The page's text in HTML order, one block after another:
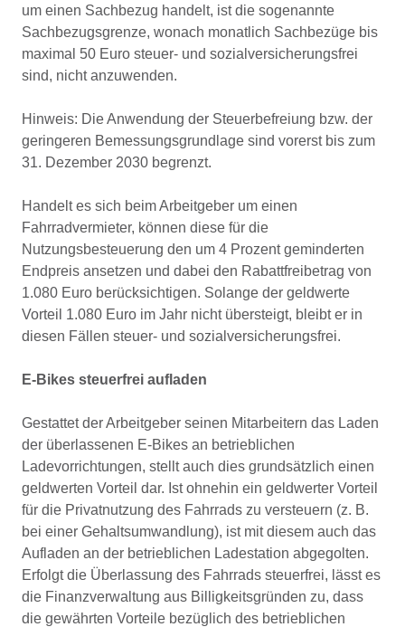
um einen Sachbezug handelt, ist die sogenannte
Sachbezugsgrenze, wonach monatlich Sachbezüge bis
maximal 50 Euro steuer- und sozialversicherungsfrei
sind, nicht anzuwenden.
Hinweis: Die Anwendung der Steuerbefreiung bzw. der
geringeren Bemessungsgrundlage sind vorerst bis zum
31. Dezember 2030 begrenzt.
Handelt es sich beim Arbeitgeber um einen
Fahrradvermieter, können diese für die
Nutzungsbesteuerung den um 4 Prozent geminderten
Endpreis ansetzen und dabei den Rabattfreibetrag von
1.080 Euro berücksichtigen. Solange der geldwerte
Vorteil 1.080 Euro im Jahr nicht übersteigt, bleibt er in
diesen Fällen steuer- und sozialversicherungsfrei.
E-Bikes steuerfrei aufladen
Gestattet der Arbeitgeber seinen Mitarbeitern das Laden
der überlassenen E-Bikes an betrieblichen
Ladevorrichtungen, stellt auch dies grundsätzlich einen
geldwerten Vorteil dar. Ist ohnehin ein geldwerter Vorteil
für die Privatnutzung des Fahrrads zu versteuern (z. B.
bei einer Gehaltsumwandlung), ist mit diesem auch das
Aufladen an der betrieblichen Ladestation abgegolten.
Erfolgt die Überlassung des Fahrrads steuerfrei, lässt es
die Finanzverwaltung aus Billigkeitsgründen zu, dass
die gewährten Vorteile bezüglich des betrieblichen